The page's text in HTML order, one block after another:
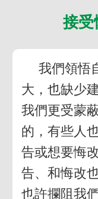
接受
我們領悟
大，也缺少
我們更受蒙
的，有些人
告或想要悔
告、和悔改
也許攔阻我